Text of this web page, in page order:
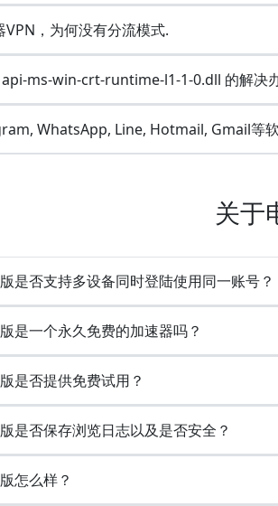
，为何没有分流模式.
ms-win-crt-runtime-l1-1-0.dll 的解决
WhatsApp, Line, Hotmail, Gmail等
关于
是否支持多设备同时登陆使用同一账号？
是一个永久免费的加速器吗？
是否提供免费试用？
是否保存浏览日志以及是否安全？
怎么样？